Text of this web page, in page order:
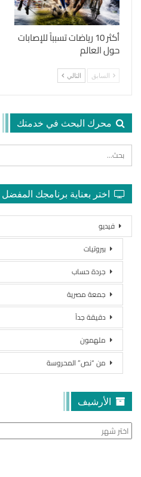
أكثر 10 رياضات تسبباً للإصابات
حول العالم
السابق التالي
محرك البحث في خدمتك
اختر بعناية برنامجك المفضل
فيديو
بيروتيات
جردة حساب
جمعة مصرية
دقيقة جداً
ملهمون
من “نص” المحروسة
الأرشيف
الأرشيف